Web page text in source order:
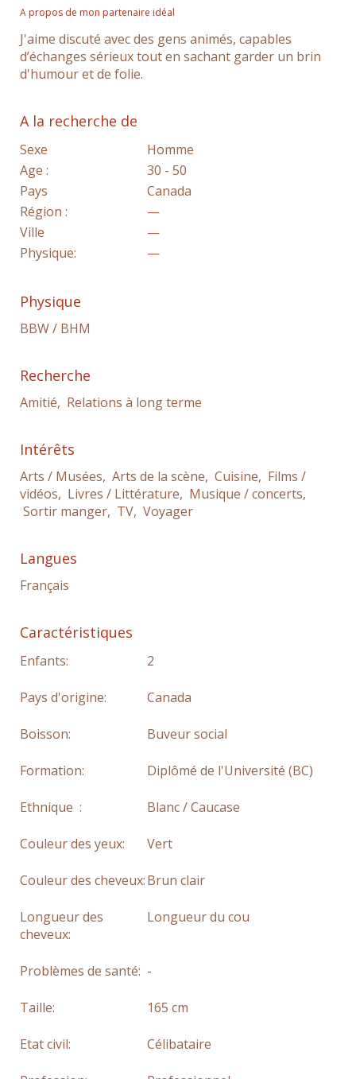
A propos de mon partenaire idéal
J'aime discuté avec des gens animés, capables
d’échanges sérieux tout en sachant garder un brin
d'humour et de folie.
A la recherche de
Sexe
Homme
Age :
30 - 50
Pays
Canada
Région :
—
Ville
—
Physique:
—
Physique
BBW / BHM
Recherche
Amitié, Relations à long terme
Intérêts
Arts / Musées, Arts de la scène, Cuisine, Films /
vidéos, Livres / Littérature, Musique / concerts,
Sortir manger, TV, Voyager
Langues
Français
Caractéristiques
Enfants: 2
Pays d'origine: Canada
Boisson: Buveur social
Formation: Diplômé de l'Université (BC)
Ethnique : Blanc / Caucase
Couleur des yeux: Vert
Couleur des cheveux:Brun clair
Longueur des
cheveux:
Longueur du cou
Problèmes de santé: -
Taille: 165 cm
Etat civil: Célibataire